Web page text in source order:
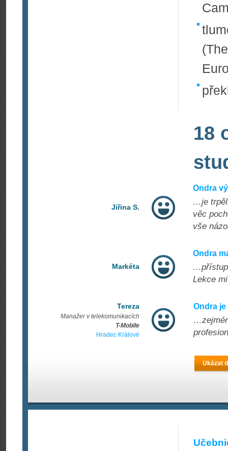
18
Jiřina S.
Ondra
…je
věc
vše
Markéta
Ondra
Lekce
Tereza
Manažer v telekomunikacích
T-Mobile
Hradec Králové
Ondra
Ukázat